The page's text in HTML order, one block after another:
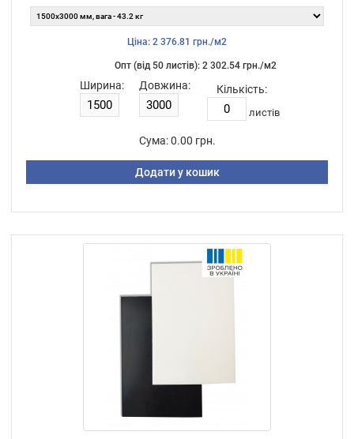
Ціна: 2 376.81 грн./м2
Опт (від 50 листiв): 2 302.54 грн./м2
Ширина: Довжина: Кількість:
листiв
Сума: 0.00 грн.
Додати у кошик